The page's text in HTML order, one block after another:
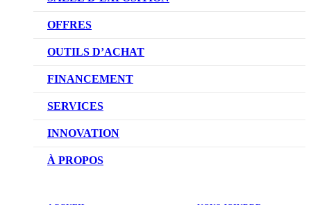
VÉHICULES D’OCCASION
OFFRES
OFFRES DU CONCESSIONNAIRE
OUTILS D’ACHAT
CONFIGUREZ VOTRE VÉHICULE
RÉSERVEZ UN ESSAI ROUTIER
DEMANDEZ UN PRIX
FINANCEMENT
NOTRE DIFFÉRENCE
DEMANDE DE CRÉDIT AUTO
SERVICES
NOTRE PROMESSE
PRENDRE UN RENDEZ-VOUS
INNOVATION
TECHNOLOGIE SKYACTIV
À PROPOS